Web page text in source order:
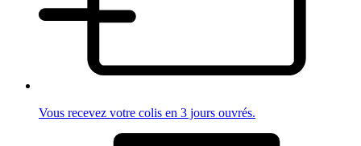
Vous recevez votre colis en 3 jours ouvrés.